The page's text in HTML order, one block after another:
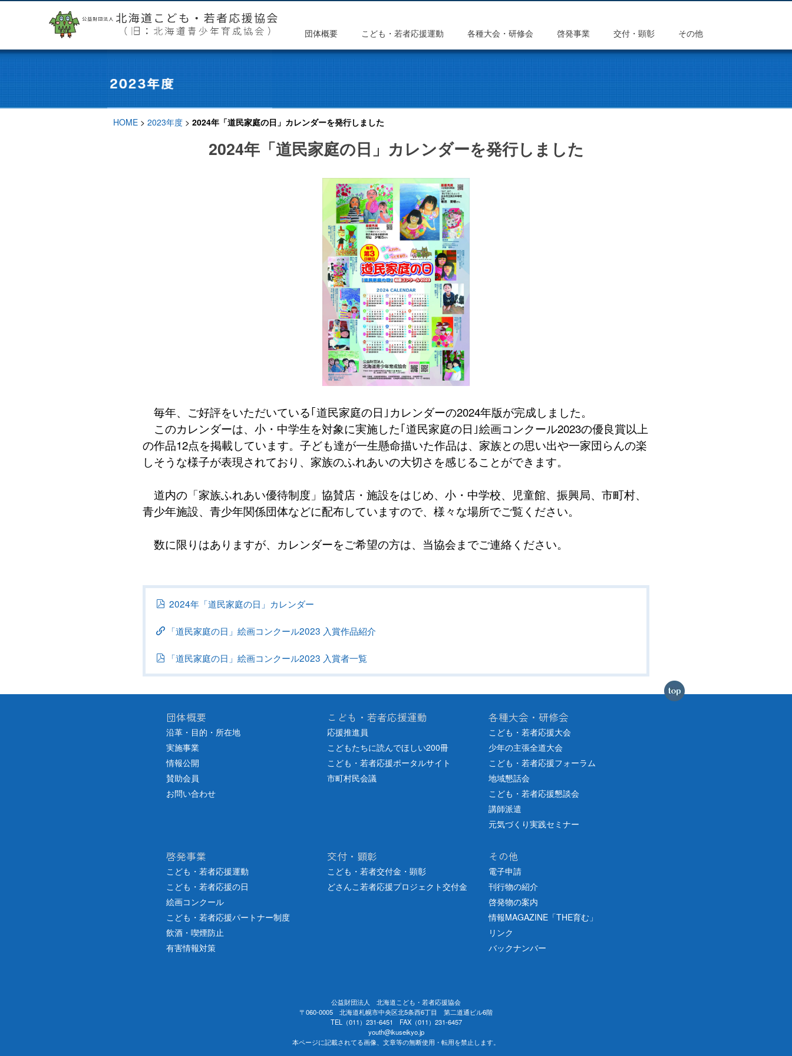
団体概要 こども・若者応援運動 各種大会・研修会 啓発事業 交付・顕彰 その他
HOME > 2023年度 > 2024年「道民家庭の日」カレンダーを発行しました
2024年「道民家庭の日」カレンダーを発行しました
毎年、ご好評をいただいている｢道民家庭の日｣カレンダーの2024年版が完成しました。
このカレンダーは、小・中学生を対象に実施した｢道民家庭の日｣絵画コンクール2023の優良賞以上
の作品12点を掲載しています。子ども達が一生懸命描いた作品は、家族との思い出や一家団らんの楽
しそうな様子が表現されており、家族のふれあいの大切さを感じることができます。
道内の「家族ふれあい優待制度」協賛店・施設をはじめ、小・中学校、児童館、振興局、市町村、
青少年施設、青少年関係団体などに配布していますので、様々な場所でご覧ください。
数に限りはありますが、カレンダーをご希望の方は、当協会までご連絡ください。
2024年「道民家庭の日」カレンダー
「道民家庭の日」絵画コンクール2023 入賞作品紹介
「道民家庭の日」絵画コンクール2023 入賞者一覧
団体概要
沿革・目的・所在地
実施事業
情報公開
賛助会員
お問い合わせ
こども・若者応援運動
応援推進員
こどもたちに読んでほしい200冊
こども・若者応援ポータルサイト
市町村民会議
各種大会・研修会
こども・若者応援大会
少年の主張全道大会
こども・若者応援フォーラム
地域懇話会
こども・若者応援懇談会
講師派遣
元気づくり実践セミナー
啓発事業
こども・若者応援運動
こども・若者応援の日
絵画コンクール
こども・若者応援パートナー制度
飲酒・喫煙防止
有害情報対策
交付・顕彰
こども・若者交付金・顕彰
どさんこ若者応援プロジェクト交付金
その他
電子申請
刊行物の紹介
啓発物の案内
情報MAGAZINE「THE育む」
リンク
バックナンバー
公益財団法人 北海道こども・若者応援協会
〒060-0005 北海道札幌市中央区北5条西6丁目 第二道通ビル6階
TEL（011）231-6451 FAX（011）231-6457
youth@ikuseikyo.jp
本ページに記載されてる画像、文章等の無断使用・転用を禁止します。